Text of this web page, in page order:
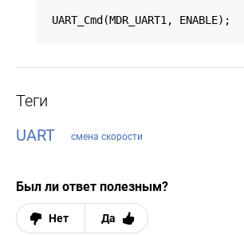
UART_Cmd(MDR_UART1, ENABLE);
Теги
UART
смена скорости
Был ли ответ полезным?
Нет Да